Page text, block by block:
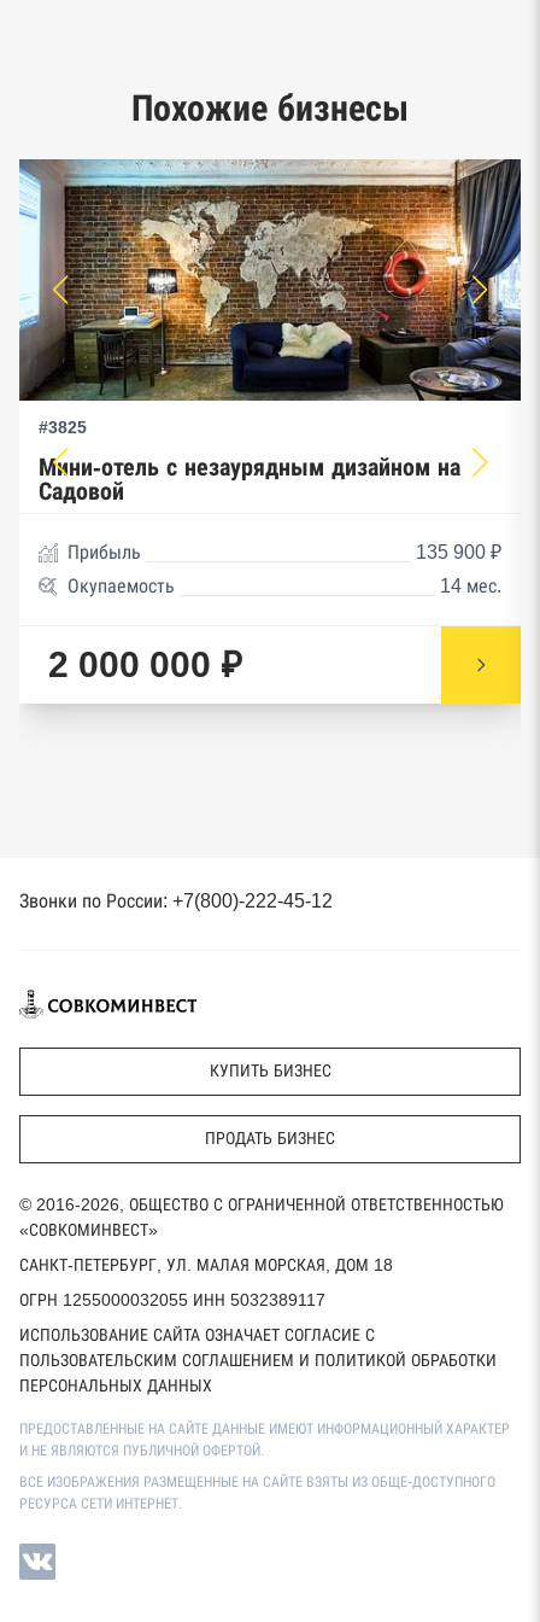
предпринимательства ФНС
Похожие бизнесы
#3825
Мини-отель с незаурядным дизайном на
Садовой
Прибыль
135 900 ₽
Окупаемость
14 мес.
2 000 000 ₽
Звонки по России: +7(800)-222-45-12
КУПИТЬ БИЗНЕС
ПРОДАТЬ БИЗНЕС
© 2016-2026, ОБЩЕСТВО С ОГРАНИЧЕННОЙ ОТВЕТСТВЕННОСТЬЮ
«СОВКОМИНВЕСТ»
САНКТ-ПЕТЕРБУРГ, УЛ. МАЛАЯ МОРСКАЯ, ДОМ 18
ОГРН 1255000032055 ИНН 5032389117
ИСПОЛЬЗОВАНИЕ САЙТА ОЗНАЧАЕТ СОГЛАСИЕ С
ПОЛЬЗОВАТЕЛЬСКИМ СОГЛАШЕНИЕМ И ПОЛИТИКОЙ ОБРАБОТКИ
ПЕРСОНАЛЬНЫХ ДАННЫХ
ПРЕДОСТАВЛЕННЫЕ НА САЙТЕ ДАННЫЕ ИМЕЮТ ИНФОРМАЦИОННЫЙ ХАРАКТЕР
И НЕ ЯВЛЯЮТСЯ ПУБЛИЧНОЙ ОФЕРТОЙ.
ВСЕ ИЗОБРАЖЕНИЯ РАЗМЕЩЕННЫЕ НА САЙТЕ ВЗЯТЫ ИЗ ОБЩЕ-ДОСТУПНОГО
РЕСУРСА СЕТИ ИНТЕРНЕТ.